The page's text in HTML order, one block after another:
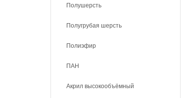
Полушерсть
Полугрубая шерсть
Полиэфир
ПАН
Акрил высокообъёмный